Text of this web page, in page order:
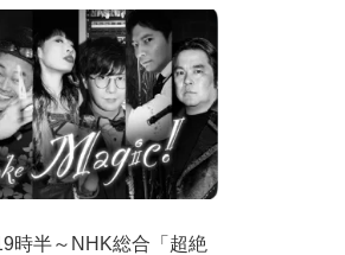
時半～NHK総合「超絶